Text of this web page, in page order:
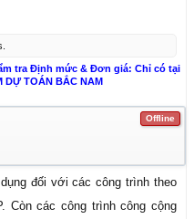
tra Định mức & Đơn giá: Chỉ có tại
DỰ TOÁN BẮC NAM
Offline
đối với các công trình theo
Còn các công trình công cộng